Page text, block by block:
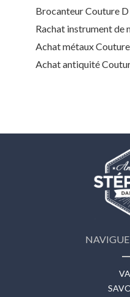
Brocanteur Couture
Rachat instrument de
Achat métaux
Achat antiquité